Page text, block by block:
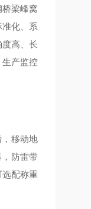
梁峰窝
化、系
高、长
产监控
移动地
，防雷带
配称重